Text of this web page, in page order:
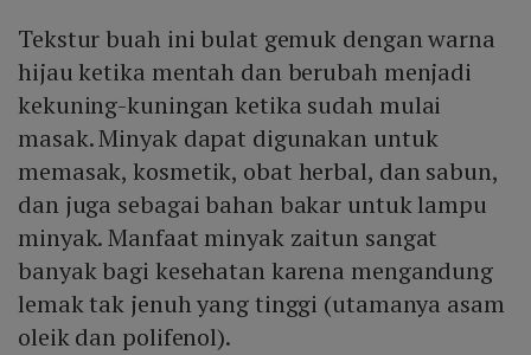
Tekstur buah ini bulat gemuk dengan warna
hijau ketika mentah dan berubah menjadi
kekuning-kuningan ketika sudah mulai
masak. Minyak dapat digunakan untuk
memasak, kosmetik, obat herbal, dan sabun,
dan juga sebagai bahan bakar untuk lampu
minyak. Manfaat minyak zaitun sangat
banyak bagi kesehatan karena mengandung
lemak tak jenuh yang tinggi (utamanya asam
oleik dan polifenol).